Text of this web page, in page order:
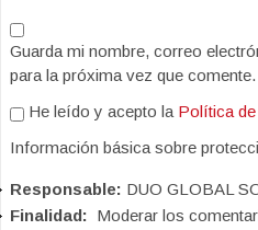
Guarda mi nombre, correo
para la próxima vez que comente.
He leído y acepto la Política
Información básica sobre
Responsable: DUO GLOBAL
Finalidad: Moderar los